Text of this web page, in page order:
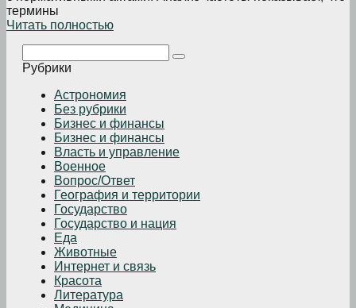
термины
Читать полностью
Рубрики
Астрономия
Без рубрики
Бизнеc и финансы
Бизнес и финансы
Власть и управление
Военное
Вопрос/Ответ
География и территории
Государство
Государство и нация
Еда
Животные
Интернет и связь
Красота
Литература